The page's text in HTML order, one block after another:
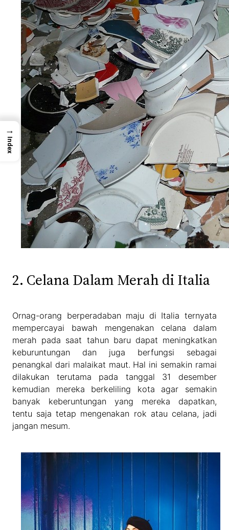
2. Celana Dalam Merah di Italia
Ornag-orang berperadaban maju di Italia ternyata
mempercayai bawah mengenakan celana dalam
merah pada saat tahun baru dapat meningkatkan
keburuntungan dan juga berfungsi sebagai
penangkal dari malaikat maut. Hal ini semakin ramai
dilakukan terutama pada tanggal 31 desember
kemudian mereka berkeliling kota agar semakin
banyak keberuntungan yang mereka dapatkan,
tentu saja tetap mengenakan rok atau celana, jadi
jangan mesum.
→
Index